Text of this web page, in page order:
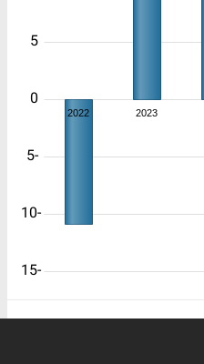
2022 2023
-15
-10
-5
0
5